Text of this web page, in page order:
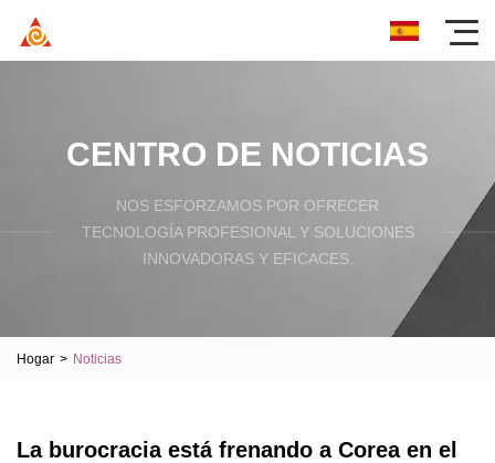
CENTRO DE NOTICIAS
NOS ESFORZAMOS POR OFRECER
TECNOLOGÍA PROFESIONAL Y SOLUCIONES
INNOVADORAS Y EFICACES.
Hogar > Noticias
La burocracia está frenando a Corea en el